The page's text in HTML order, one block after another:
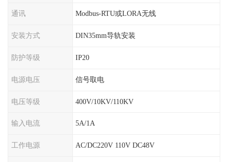
通讯 Modbus-RTU或LORA无线
安装方式 DIN35mm导轨安装
防护等级 IP20
电源电压 信号取电
电压等级 400V/10KV/110KV
输入电流 5A/1A
工作电源 AC/DC220V 110V DC48V